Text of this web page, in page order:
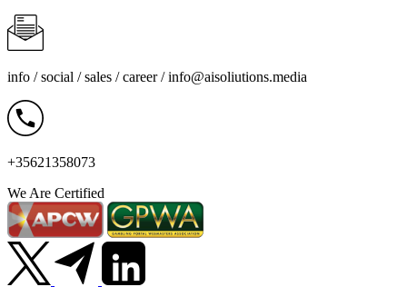
info / social / sales / career /info@aisoliutions.media
+35621358073
We Are Certified